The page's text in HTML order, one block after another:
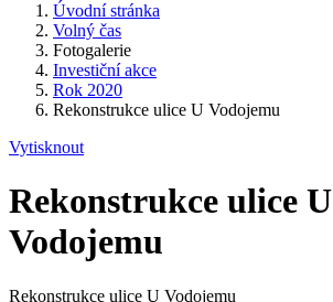
Úvodní stránka
Volný čas
Fotogalerie
Investiční akce
Rok 2020
Rekonstrukce ulice U Vodojemu
Vytisknout
Rekonstrukce ulice U
Vodojemu
Rekonstrukce ulice U Vodojemu